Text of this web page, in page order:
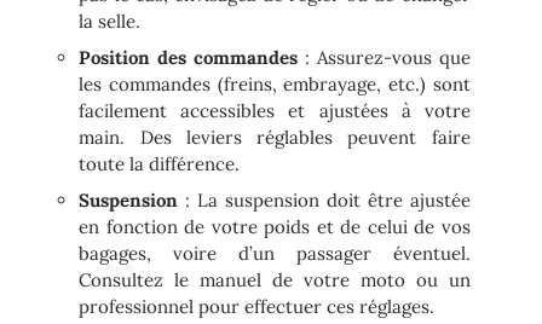
la selle.
Position des commandes : Assurez-vous que
les commandes (freins, embrayage, etc.) sont
facilement accessibles et ajustées à votre
main. Des leviers réglables peuvent faire
toute la différence.
Suspension : La suspension doit être ajustée
en fonction de votre poids et de celui de vos
bagages, voire d’un passager éventuel.
Consultez le manuel de votre moto ou un
professionnel pour effectuer ces réglages.